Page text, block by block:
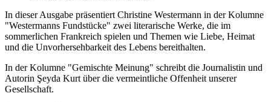
In dieser Ausgabe präsentiert Christine Westermann in der Kolumne
"Westermanns Fundstücke" zwei literarische Werke, die im
sommerlichen Frankreich spielen und Themen wie Liebe, Heimat
und die Unvorhersehbarkeit des Lebens bereithalten.
In der Kolumne "Gemischte Meinung" schreibt die Journalistin und
Autorin Şeyda Kurt über die vermeintliche Offenheit unserer
Gesellschaft.